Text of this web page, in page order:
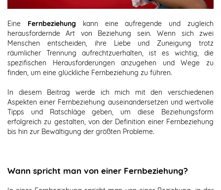
Eine Fernbeziehung kann eine aufregende und zugleich
herausfordernde Art von Beziehung sein. Wenn sich zwei
Menschen entscheiden, ihre Liebe und Zuneigung trotz
räumlicher Trennung aufrechtzuerhalten, ist es wichtig, die
spezifischen Herausforderungen anzugehen und Wege zu
finden, um eine glückliche Fernbeziehung zu führen.
In diesem Beitrag werde ich mich mit den verschiedenen
Aspekten einer Fernbeziehung auseinandersetzen und wertvolle
Tipps und Ratschläge geben, um diese Beziehungsform
erfolgreich zu gestalten, von der Definition einer Fernbeziehung
bis hin zur Bewältigung der größten Probleme.
Wann spricht man von einer Fernbeziehung?